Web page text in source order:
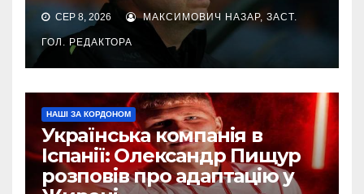
СЕР 8, 2026 МАКСИМОВИЧ НАЗАР, ЗАСТ.
ГОЛ. РЕДАКТОРА
НАШІ ЗА КОРДОНОМ
Українська компанія в
Іспанії: Олександр Пищур
розповів про адаптацію у